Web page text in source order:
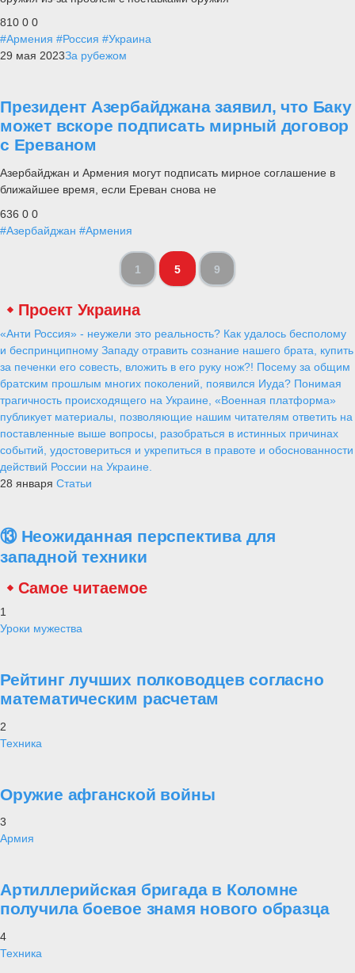
810 0 0
#Армения #Россия #Украина
29 мая 2023За рубежом
Президент Азербайджана заявил, что Баку
может вскоре подписать мирный договор
с Ереваном
Азербайджан и Армения могут подписать мирное соглашение в
ближайшее время, если Ереван снова не
636 0 0
#Азербайджан #Армения
1 5 9
Проект Украина
«Анти Россия» - неужели это реальность? Как удалось бесполому
и беспринципному Западу отравить сознание нашего брата, купить
за печенки его совесть, вложить в его руку нож?! Посему за общим
братским прошлым многих поколений, появился Иуда? Понимая
трагичность происходящего на Украине, «Военная платформа»
публикует материалы, позволяющие нашим читателям ответить на
поставленные выше вопросы, разобраться в истинных причинах
событий, удостовериться и укрепиться в правоте и обоснованности
действий России на Украине.
28 января Статьи
⑬ Неожиданная перспектива для
западной техники
Самое читаемое
1
Уроки мужества
Рейтинг лучших полководцев согласно
математическим расчетам
2
Техника
Оружие афганской войны
3
Армия
Артиллерийская бригада в Коломне
получила боевое знамя нового образца
4
Техника